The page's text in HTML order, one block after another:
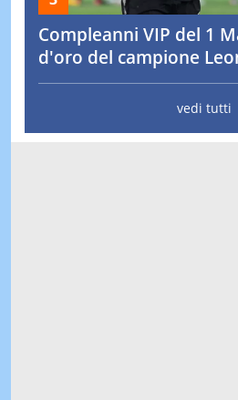
Compleanni VIP del 1
d'oro del campione
vedi tutti